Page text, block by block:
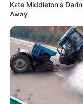
Kate Middleton's
Away